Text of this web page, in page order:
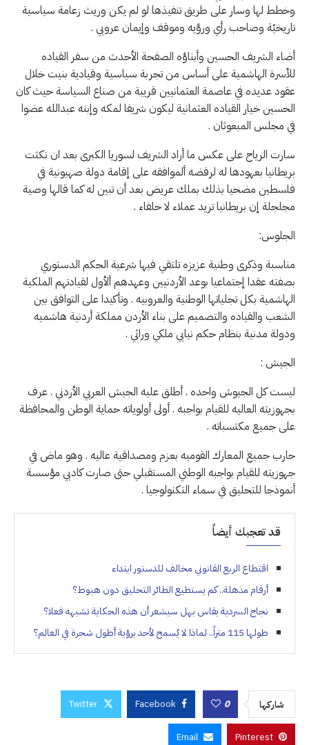
وخطط لها وسار على طريق تنفيذها لو لم يكن وريث زعامة سياسية
تاريخيّة وصاحب رأي ورؤيه وموقف وإيمان عروبي .
أضاء الشريف الحسين وأبناؤه الصفحة الأحدث من سفر القياده
للأسرة الهاشمية على أساس من تجربة سياسية وقيادية بنيت خلال
عقود عديده في عاصمة العثمانيين قريبة من صناع السياسة حيث كان
الحسين خيار القياده العثمانية ليكون شريفا لمكه وإبنه عبدالله عضوا
في مجلس المبعوثان .
سارت الرياح على عكس ما أراد الشريف لسوريا الكبرى بعد ان نكثت
بريطانيا بعهودها له لرفضه ألموافقه على إقامة دولة صهيونية في
فلسطين مضحيا بذلك بملك عريض بعد أن تبين له كما قالها وصية
مجلجلة إن بريطانيا تريد عملاء لا حلفاء .
الجلوس:
مناسبة وذكرى وطنية عزيزه تلتقي فيها شرعية الحكم الدستوري
بصفته عقدا إجتماعيا بوعد الأردنيين وعهدهم ألأول لقيادتهم الملكية
الهاشمية بكل تجلياتها الوطنية والعروبيه . وتأكيدا على التوافق بين
الشعب والقياده والتصميم على بناء الأردن مملكة أردنية هاشميه
ودولة مدنية بنظام حكم نيابي ملكي وراثي .
الجيش :
ليست كل الجيوش واحده . أطلق عليه الجيش العربي الأردني . عرف
بجهوزيته العاليه للقيام بواجبه . أولى أولوياته حماية الوطن والمحافظة
على جميع مكتسباته .
حارب جميع المعارك القوميه بعزم ومصداقية عاليه . وهو ماض في
جهوزيته للقيام بواجبه الوطني المستقبلي حتى صارت كادبي مؤسسة
أنموذجا للتحليق في سماء التكنولوجيا .
قد تعجبك أيضاً
اقتطاع الربع القانوني مخالف للدستور ابتداء
أرقام مذهلة.. كم يستطيع الطائر التحليق دون هبوط؟
نجاح السردية يقاس بهل سيشعر أن هذه الحكاية تشبهه فعلا؟
طولها 115 متراً.. لماذا لا يُسمح لأحد برؤية أطول شجرة في العالم؟
شاركها 0
Facebook
Twitter
Pinterest
Email